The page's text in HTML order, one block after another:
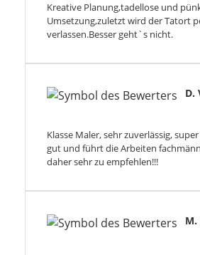
Kreative Planung,tadellose und
Umsetzung,zuletzt wird der Tatort
verlassen.Besser geht`s nicht.
D.
Klasse Maler, sehr zuverlässig,
gut und führt die Arbeiten
daher sehr zu empfehlen!!!